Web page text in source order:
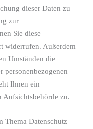
dieser Daten zu
zur
Sie diese
widerrufen. Außerdem
Umständen die
personenbezogenen
Ihnen ein
Aufsichtsbehörde zu.
Thema Datenschutz